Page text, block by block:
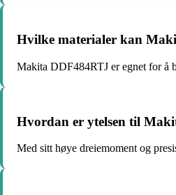
Hvilke materialer kan
Makita DDF484RTJ er egnet for å
Hvordan er ytelsen til
Med sitt høye dreiemoment og